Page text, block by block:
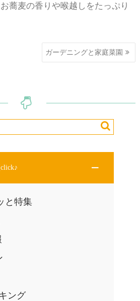
蕎麦の香りや喉越しをたっぷり
ガーデニングと家庭菜園
click♪
と特集
ング